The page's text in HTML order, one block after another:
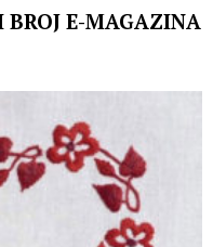
BROJ E-MAGAZINA